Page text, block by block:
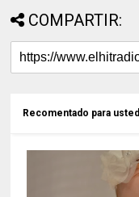
COMPARTIR:
Recomentado para usted